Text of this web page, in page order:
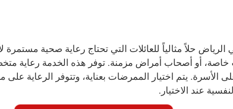
الرياض حلاً مثالياً للعائلات التي تحتاج رعاية صحية مستمرة
خاصة، أو أصحاب أمراض مزمنة. توفر هذه الخدمة رعاية
يتم اختيار الممرضات بعناية، وتتوفر الرعاية على
عند الاختيار.